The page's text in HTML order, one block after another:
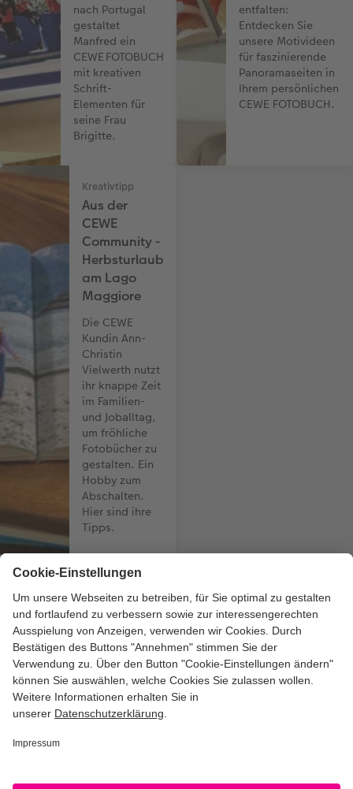
nach Portugal
gestaltet
Manfred ein
CEWE FOTOBUCH
mit kreativen
Schrift-
Elementen für
seine Frau
Brigitte.
entfalten:
Entdecken Sie
unsere Motivideen
für faszinierende
Panoramaseiten in
Ihrem persönlichen
CEWE FOTOBUCH.
Kreativtipp
Aus der
CEWE
Community -
Herbsturlaub
am Lago
Maggiore
Die CEWE
Kundin Ann-
Christin
Vielwerth nutzt
ihr knappe Zeit
im Familien-
und Joballtag,
um fröhliche
Fotobücher zu
gestalten. Ein
Hobby zum
Abschalten.
Hier sind ihre
Tipps.
Bezahlarten
Unsere Versandpartner
Qualität & Sicherheit